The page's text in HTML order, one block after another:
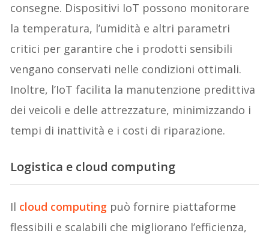
consegne. Dispositivi IoT possono monitorare
la temperatura, l’umidità e altri parametri
critici per garantire che i prodotti sensibili
vengano conservati nelle condizioni ottimali.
Inoltre, l’IoT facilita la manutenzione predittiva
dei veicoli e delle attrezzature, minimizzando i
tempi di inattività e i costi di riparazione.
Logistica e cloud computing
Il cloud computing può fornire piattaforme
flessibili e scalabili che migliorano l’efficienza,